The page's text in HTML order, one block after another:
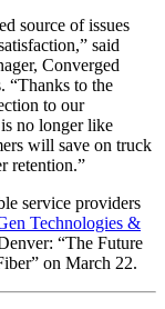
source of issues
said
Converged
“Thanks to the
to our
no longer like
will save on truck
retention.”
service providers
Technologies &
“The Future
on March 22.